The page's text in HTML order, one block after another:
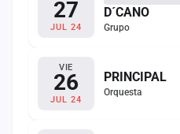
27
JUL 24
D´CANO
Grupo
VIE
26
JUL 24
PRINCIPAL
Orquesta